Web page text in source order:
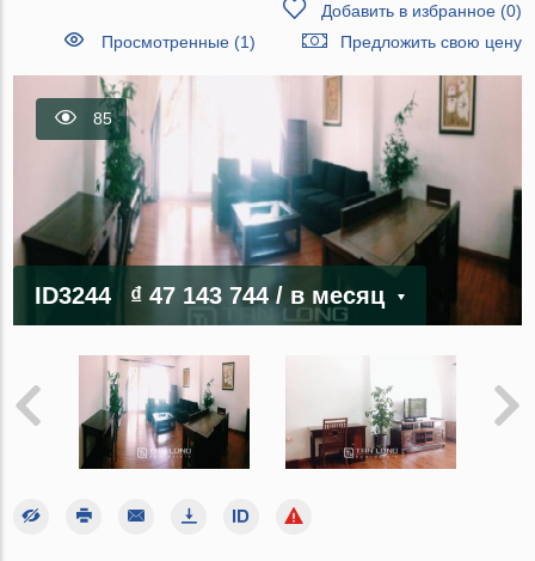
Добавить в избранное(0)
Просмотренные (1)
Предложить свою цену
85
ID3244 ₫ 47 143 744/ в месяц